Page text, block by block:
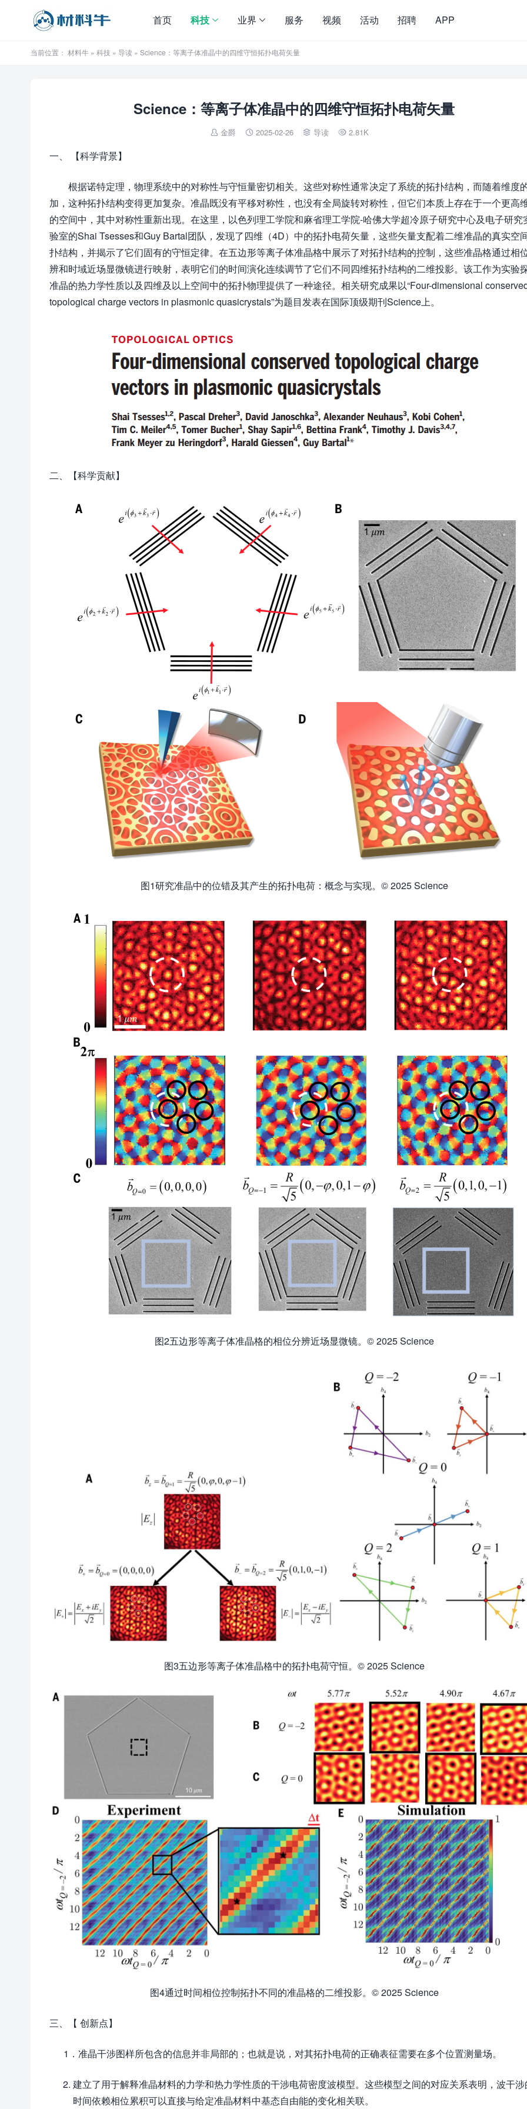
首页 科技 业界 服务 视频 活动 招聘 APP
当前位置： 材料牛 » 科技 » 导读 » Science：等离子体准晶中的四维守恒拓扑电荷矢量
Science：等离子体准晶中的四维守恒拓扑电荷矢量
 金爵  2025-02-26  导读  2.81K
一、 【科学背景】
根据诺特定理，物理系统中的对称性与守恒量密切相关。这些对称性通常决定了系统的拓扑结构，而随着维度
加，这种拓扑结构变得更加复杂。准晶既没有平移对称性，也没有全局旋转对称性，但它们本质上存在于一个更高
的空间中，其中对称性重新出现。在这里，以色列理工学院和麻省理工学院-哈佛大学超冷原子研究中心及电子研究
验室的Shai Tsesses和Guy Bartal团队，发现了四维（4D）中的拓扑电荷矢量，这些矢量支配着二维准晶的真实空
扑结构，并揭示了它们固有的守恒定律。在五边形等离子体准晶格中展示了对拓扑结构的控制，这些准晶格通过相
辨和时域近场显微镜进行映射，表明它们的时间演化连续调节了它们不同四维拓扑结构的二维投影。该工作为实验
准晶的热力学性质以及四维及以上空间中的拓扑物理提供了一种途径。相关研究成果以“Four-dimensional
topological charge vectors in plasmonic quasicrystals”为题目发表在国际顶级期刊Science上。
二、【科学贡献】
图1研究准晶中的位错及其产生的拓扑电荷：概念与实现。© 2025 Science
图2五边形等离子体准晶格的相位分辨近场显微镜。© 2025 Science
图3五边形等离子体准晶格中的拓扑电荷守恒。© 2025 Science
图4通过时间相位控制拓扑不同的准晶格的二维投影。© 2025 Science
三、【 创新点】
1．准晶干涉图样所包含的信息并非局部的；也就是说，对其拓扑电荷的正确表征需要在多个位置测量场。
建立了用于解释准晶材料的力学和热力学性质的干涉电荷密度波模型。这些模型之间的对应关系表明，波干涉
时间依赖相位累积可以直接与给定准晶材料中基态自由能的变化相关联。